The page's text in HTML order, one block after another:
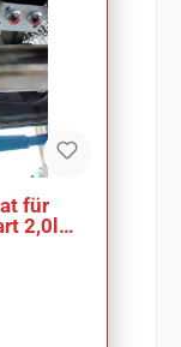
für
2,0l